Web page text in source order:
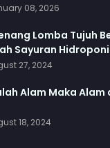
08, 2026
Lomba Tujuh
Sayuran
27, 2024
Alam Maka Alam
18, 2024